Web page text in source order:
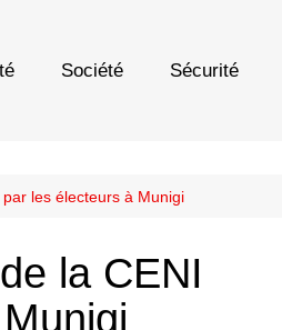
Société Sécurité
les électeurs à Munigi
la CENI